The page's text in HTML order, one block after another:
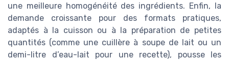
une meilleure homogénéité des ingrédients. Enfin, la
demande croissante pour des formats pratiques,
adaptés à la cuisson ou à la préparation de petites
quantités (comme une cuillère à soupe de lait ou un
demi-litre d’eau-lait pour une recette), pousse les